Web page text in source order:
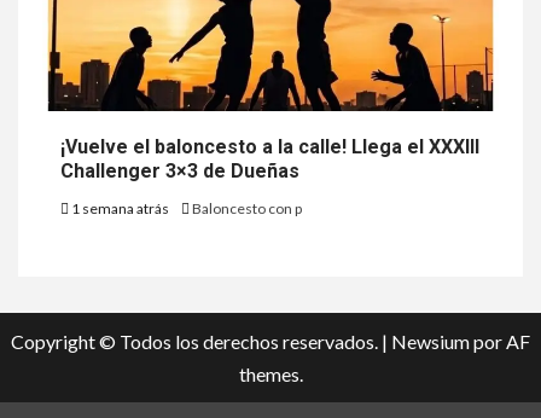
¡Vuelve el baloncesto a la calle! Llega el XXXIII
Challenger 3×3 de Dueñas
1 semana atrás Baloncesto con p
Copyright © Todos los derechos reservados. | Newsiumpor AF
themes.